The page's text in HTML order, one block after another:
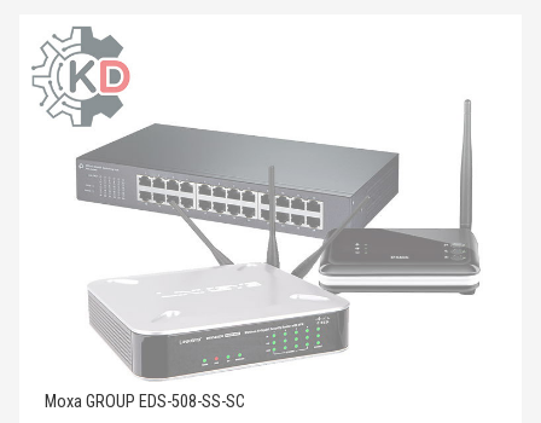
Moxa GROUP EDS-508-SS-SC